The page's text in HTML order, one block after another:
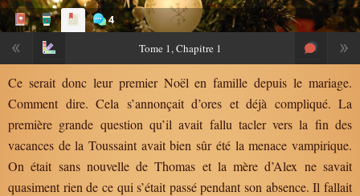
4
« »
Tome1, Chapitre 1
Ce serait donc leur premier Noël en famille depuis le mariage.
Comment dire. Cela s’annonçait d’ores et déjà compliqué. La
première grande question qu’il avait fallu tacler vers la fin des
vacances de la Toussaint avait bien sûr été la menace vampirique.
On était sans nouvelle de Thomas et la mère d’Alex ne savait
quasiment rien de ce qui s’était passé pendant son absence. Il fallait